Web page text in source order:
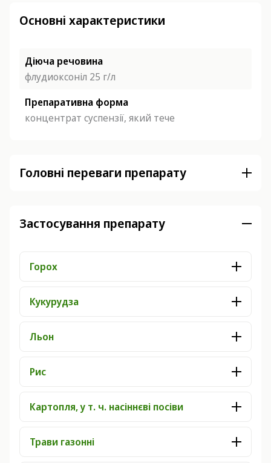
Основні характеристики
Діюча речовина
флудиоксоніл 25 г/л
Препаративна форма
концентрат суспензії, який тече
Головні переваги препарату
Застосування препарату
Горох
Кукурудза
Льон
Рис
Картопля, у т. ч. насіннєві посіви
Трави газонні